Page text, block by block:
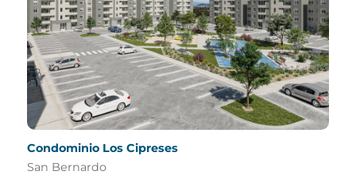
Condominio Los Cipreses
San Bernardo